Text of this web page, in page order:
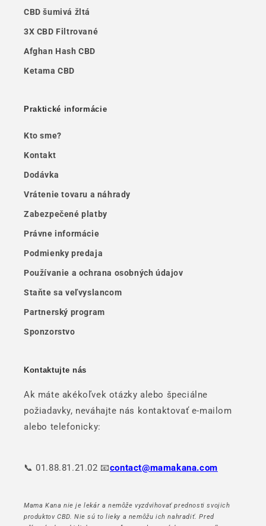
CBD šumivá žltá
3X CBD Filtrované
Afghan Hash CBD
Ketama CBD
Praktické informácie
Kto sme?
Kontakt
Dodávka
Vrátenie tovaru a náhrady
Zabezpečené platby
Právne informácie
Podmienky predaja
Používanie a ochrana osobných údajov
Staňte sa veľvyslancom
Partnerský program
Sponzorstvo
Kontaktujte nás
Ak máte akékoľvek otázky alebo špeciálne
požiadavky, neváhajte nás kontaktovať e-mailom
alebo telefonicky:
📞 01.88.81.21.02 📧contact@mamakana.com
Mama Kana nie je lekár a nemôže vyzdvihovať prednosti svojich
produktov CBD. Nie sú to lieky a nemôžu ich nahradiť. Pred